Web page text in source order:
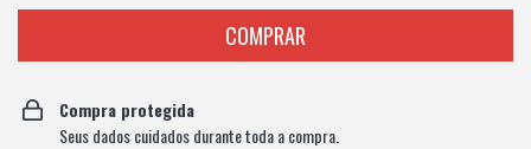
Compra protegida
Seus dados cuidados durante toda a compra.